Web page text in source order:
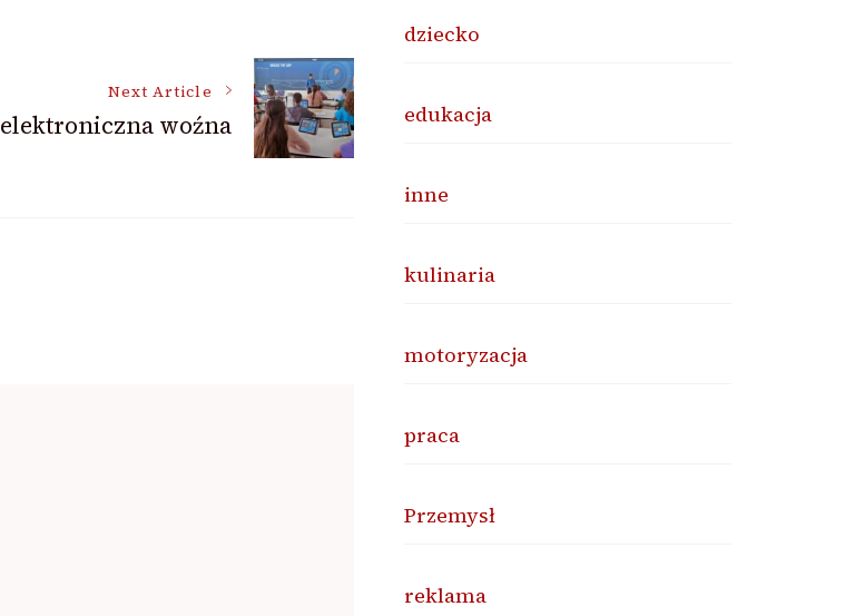
Next Article
elektroniczna woźna
dziecko
edukacja
inne
kulinaria
motoryzacja
praca
Przemysł
reklama